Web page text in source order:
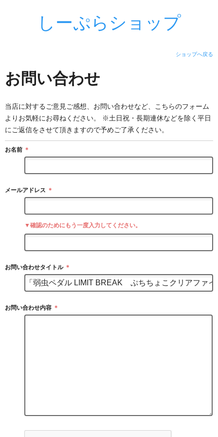
しーぷらショップ
ショップへ戻る
お問い合わせ
当店に対するご意見ご感想、お問い合わせなど、こちらのフォーム
よりお気軽にお尋ねください。 ※土日祝・長期連休などを除く平日
にご返信をさせて頂きますので予めご了承ください。
お名前 ＊
メールアドレス ＊
▼確認のためにもう一度入力してください。
お問い合わせタイトル ＊
お問い合わせ内容 ＊